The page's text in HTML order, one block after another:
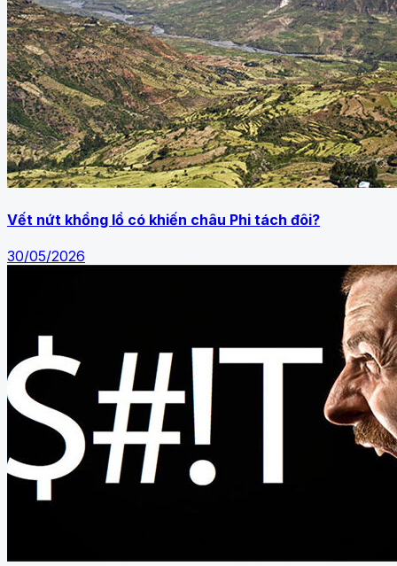
Vết nứt khổng lồ có khiến châu Phi tách đôi?
30/05/2026